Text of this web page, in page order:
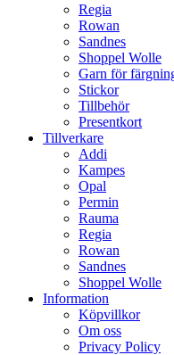
Regia
Rowan
Sandnes
Shoppel Wolle
Garn för
Stickor
Tillbehör
Presentkort
Tillverkare
Addi
Kampes
Opal
Permin
Rauma
Regia
Rowan
Sandnes
Shoppel Wolle
Information
Köpvillkor
Om oss
Privacy Policy